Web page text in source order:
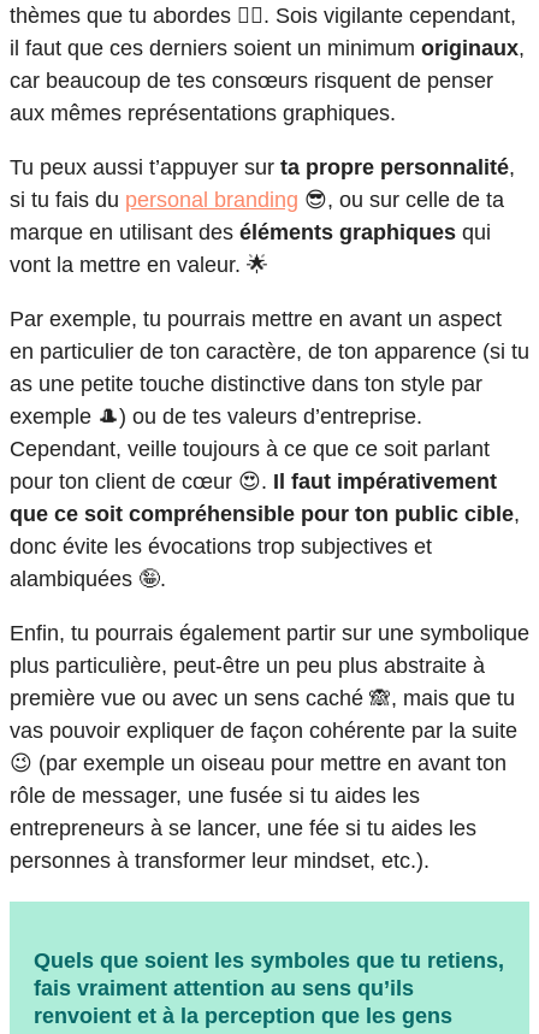
thèmes que tu abordes 👩‍⚕️. Sois vigilante cependant,
il faut que ces derniers soient un minimum originaux,
car beaucoup de tes consœurs risquent de penser
aux mêmes représentations graphiques.
Tu peux aussi t’appuyer sur ta propre personnalité,
si tu fais du personal branding 😎, ou sur celle de ta
marque en utilisant des éléments graphiques qui
vont la mettre en valeur. 🌟
Par exemple, tu pourrais mettre en avant un aspect
en particulier de ton caractère, de ton apparence (si tu
as une petite touche distinctive dans ton style par
exemple 🎩) ou de tes valeurs d’entreprise.
Cependant, veille toujours à ce que ce soit parlant
pour ton client de cœur 😍. Il faut impérativement
que ce soit compréhensible pour ton public cible,
donc évite les évocations trop subjectives et
alambiquées 🤪.
Enfin, tu pourrais également partir sur une symbolique
plus particulière, peut-être un peu plus abstraite à
première vue ou avec un sens caché 🙈, mais que tu
vas pouvoir expliquer de façon cohérente par la suite
😉 (par exemple un oiseau pour mettre en avant ton
rôle de messager, une fusée si tu aides les
entrepreneurs à se lancer, une fée si tu aides les
personnes à transformer leur mindset, etc.).
Quels que soient les symboles que tu retiens,
fais vraiment attention au sens qu’ils
renvoient et à la perception que les gens